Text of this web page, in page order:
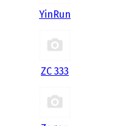
YinRun
ZC 333